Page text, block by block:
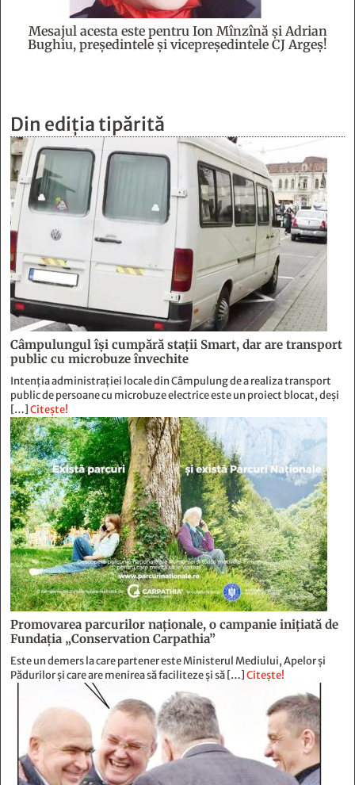
Câmpulungul îşi cumpără staţii Smart, dar are transport
public cu microbuze învechite
Intenția administrației locale din Câmpulung de a realiza transport
public de persoane cu microbuze electrice este un proiect blocat, deși
[…]
Promovarea parcurilor naționale, o campanie inițiată de
Fundația „Conservation Carpathia”
Este un demers la care partener este Ministerul Mediului, Apelor și
Pădurilor și care are menirea să faciliteze și să […]Citește!
Foto-pamflete
Citește!